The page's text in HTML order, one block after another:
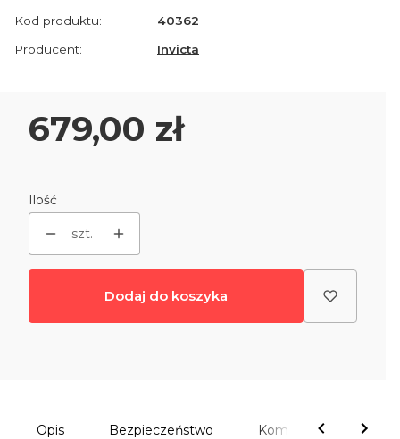
Kod produktu:
40362
Producent:
Invicta
Cena
679,00 zł
Ilość
szt.
Dodaj do koszyka
Opis Bezpieczeństwo Komentarze